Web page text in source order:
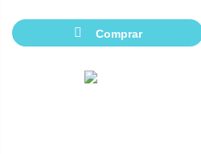
Comprar